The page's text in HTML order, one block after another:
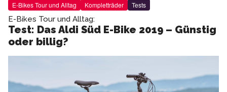
E-Bikes Tour und Alltag Kompletträder Tests
E-Bikes Tour und Alltag:
Test: Das Aldi Süd E-Bike 2019 – Günstig
oder billig?